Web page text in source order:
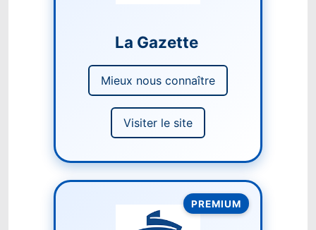
La Gazette
Mieux nous connaître
Visiter le site
PREMIUM